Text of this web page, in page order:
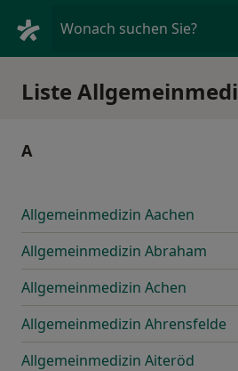
Wonach suchen Sie?
Liste
A
Allgemeinmedizin Aachen
Allgemeinmedizin Abraham
Allgemeinmedizin Achen
Allgemeinmedizin Ahrensfelde
Allgemeinmedizin Aiteröd